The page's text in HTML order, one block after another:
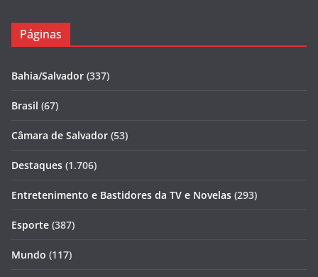
Páginas
Bahia/Salvador (337)
Brasil (67)
Câmara de Salvador (53)
Destaques (1.706)
Entretenimento e Bastidores da TV e Novelas (293)
Esporte (387)
Mundo (117)